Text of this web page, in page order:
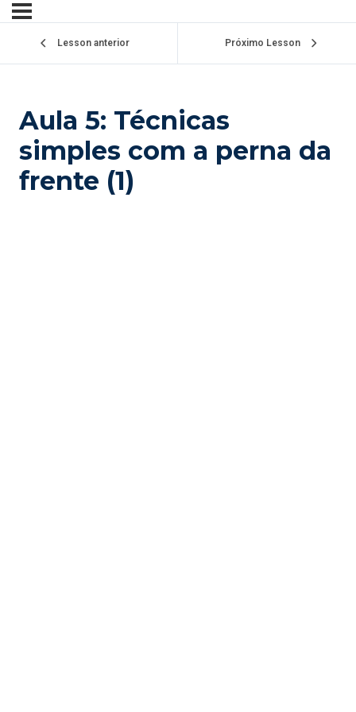
Lesson anterior Próximo Lesson
Aula 5: Técnicas
simples com a perna da
frente (1)